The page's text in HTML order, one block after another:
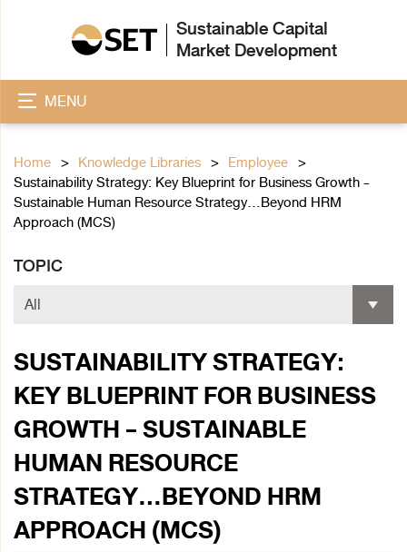
Sustainable Capital
Market Development
MENU
Home Knowledge Libraries
Employee
Sustainability Strategy: Key Blueprint for Business Growth -
Sustainable Human Resource Strategy...Beyond HRM
Approach (MCS)
TOPIC
SUSTAINABILITY STRATEGY:
KEY BLUEPRINT FOR BUSINESS
GROWTH - SUSTAINABLE
HUMAN RESOURCE
STRATEGY...BEYOND HRM
APPROACH (MCS)